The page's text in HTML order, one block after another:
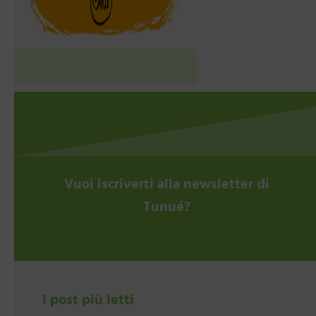
Vuoi iscriverti alla newsletter di
Tunué?
I post più letti